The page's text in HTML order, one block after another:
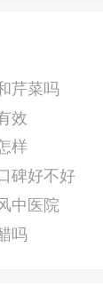
芹菜吗
效
样
碑好不好
中医院
吗